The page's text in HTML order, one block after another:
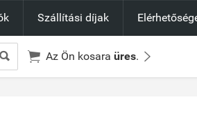
Szállítási díjak
  Az Ön kosara üres. 